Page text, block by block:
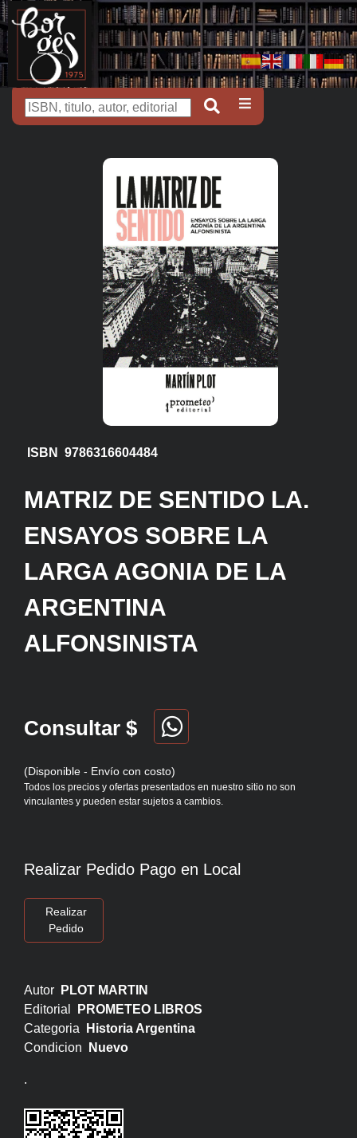
ISBN 9786316604484
MATRIZ DE SENTIDO LA.
ENSAYOS SOBRE LA
LARGA AGONIA DE LA
ARGENTINA
ALFONSINISTA
Consultar $
(Disponible - Envío con costo)
Todos los precios y ofertas presentados en nuestro sitio no son
vinculantes y pueden estar sujetos a cambios.
Realizar Pedido Pago en Local
Realizar
Pedido
Autor
PLOT MARTIN
Editorial
PROMETEO LIBROS
Categoria
Historia Argentina
Condicion
Nuevo
.